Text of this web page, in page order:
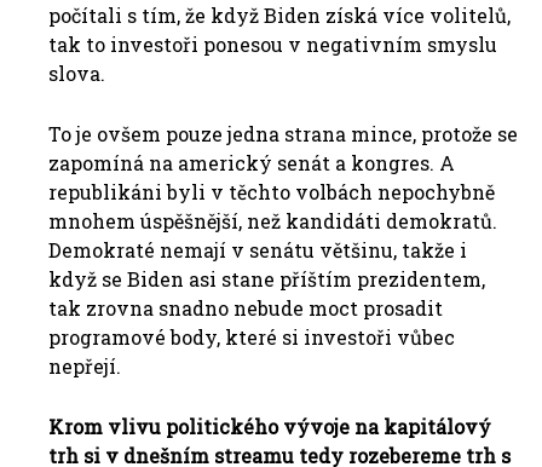
počítali s tím, že když Biden získá více volitelů,
tak to investoři ponesou v negativním smyslu
slova.
To je ovšem pouze jedna strana mince, protože se
zapomíná na americký senát a kongres. A
republikáni byli v těchto volbách nepochybně
mnohem úspěšnější, než kandidáti demokratů.
Demokraté nemají v senátu většinu, takže i
když se Biden asi stane příštím prezidentem,
tak zrovna snadno nebude moct prosadit
programové body, které si investoři vůbec
nepřejí.
Krom vlivu politického vývoje na kapitálový
trh si v dnešním streamu tedy rozebereme trh s